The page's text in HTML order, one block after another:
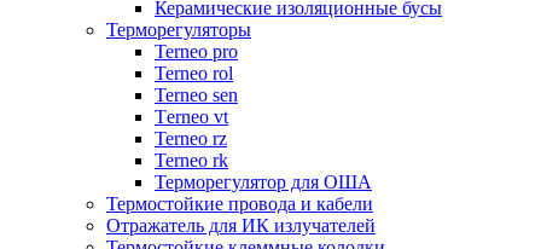
Керамические изоляционные бусы
Терморегуляторы
Terneo pro
Terneo rol
Terneo sen
Тerneo vt
Terneo rz
Terneo rk
Терморегулятор для ОША
Термостойкие провода и кабели
Отражатель для ИК излучателей